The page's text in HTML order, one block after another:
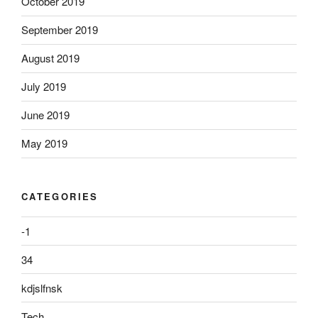
September 2019
August 2019
July 2019
June 2019
May 2019
CATEGORIES
-1
34
kdjslfnsk